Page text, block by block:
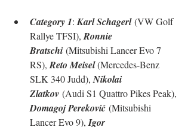
Category 1: Karl Schagerl (VW Golf
Rallye TFSI), Ronnie
Bratschi (Mitsubishi Lancer Evo 7
RS), Reto Meisel (Mercedes-Benz
SLK 340 Judd), Nikolai
Zlatkov (Audi S1 Quattro Pikes Peak),
Domagoj Pereković (Mitsubishi
Lancer Evo 9), Igor